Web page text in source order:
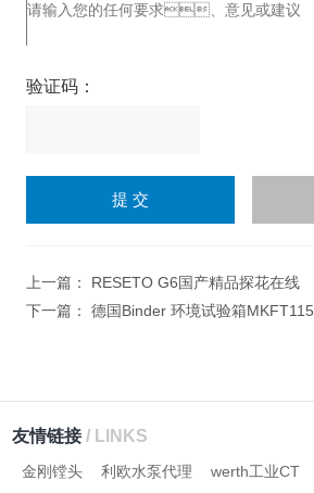
验证码：
上一篇： RESETO G6国产精品探花在线
下一篇： 德国Binder 环境试验箱MKFT115
友情链接/ LINKS
金刚镗头 利欧水泵代理 werth工业CT